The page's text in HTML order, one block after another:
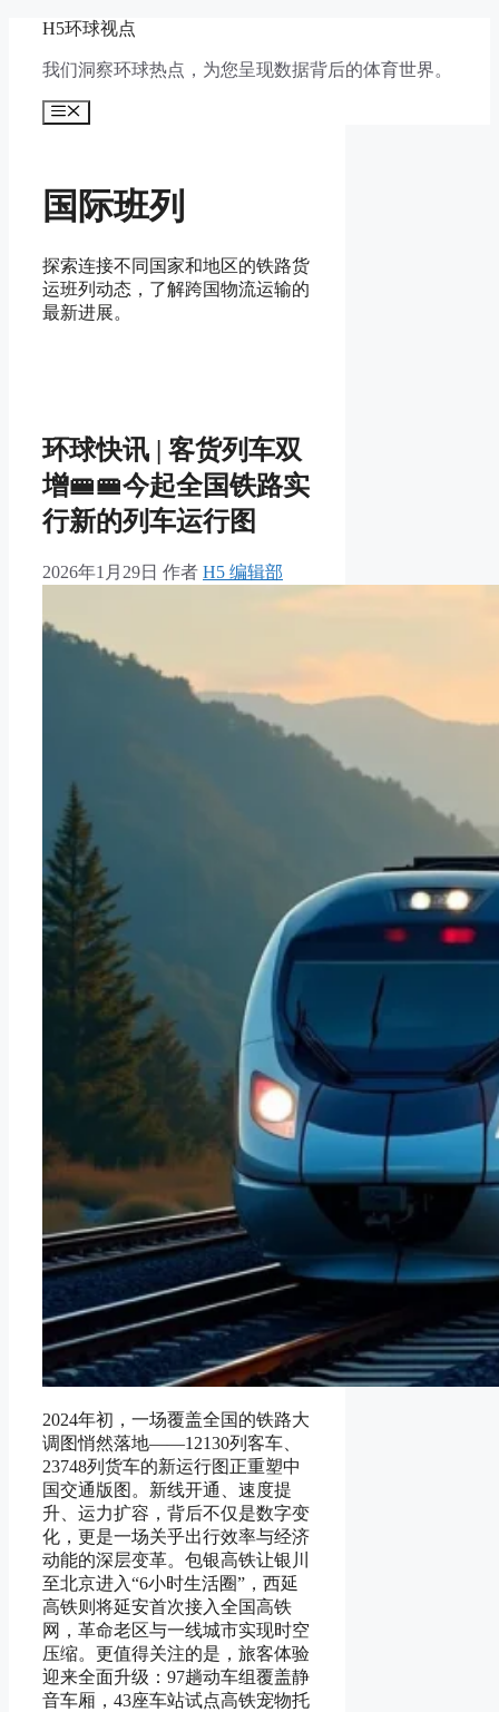
H5环球视点
我们洞察环球热点，为您呈现数据背后的体育世界。
菜
国际班列
探索连接不同国家和地区的铁路货
运班列动态，了解跨国物流运输的
最新进展。
环球快讯 | 客货列车双
增🚝🚝今起全国铁路实
行新的列车运行图
2026年1月29日 作者 H5 编辑部
2024年初，一场覆盖全国的铁路大
调图悄然落地——12130列客车、
23748列货车的新运行图正重塑中
国交通版图。新线开通、速度提
升、运力扩容，背后不仅是数字变
化，更是一场关乎出行效率与经济
动能的深层变革。包银高铁让银川
至北京进入“6小时生活圈”，西延
高铁则将延安首次接入全国高铁
网，革命老区与一线城市实现时空
压缩。更值得关注的是，旅客体验
迎来全面升级：97趟动车组覆盖静
音车厢，43座车站试点高铁宠物托